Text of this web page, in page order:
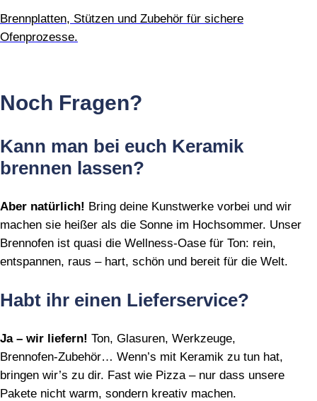
Brennplatten, Stützen und Zubehör für sichere
Ofenprozesse.
Noch Fragen?
Kann man bei euch Keramik
brennen lassen?
Aber natürlich! Bring deine Kunstwerke vorbei und wir
machen sie heißer als die Sonne im Hochsommer. Unser
Brennofen ist quasi die Wellness‑Oase für Ton: rein,
entspannen, raus – hart, schön und bereit für die Welt.
Habt ihr einen Lieferservice?
Ja – wir liefern! Ton, Glasuren, Werkzeuge,
Brennofen‑Zubehör… Wenn’s mit Keramik zu tun hat,
bringen wir’s zu dir. Fast wie Pizza – nur dass unsere
Pakete nicht warm, sondern kreativ machen.